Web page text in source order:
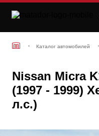
Каталог автомобилей
Nissan Micra
(1997 - 1999)
л.с.)